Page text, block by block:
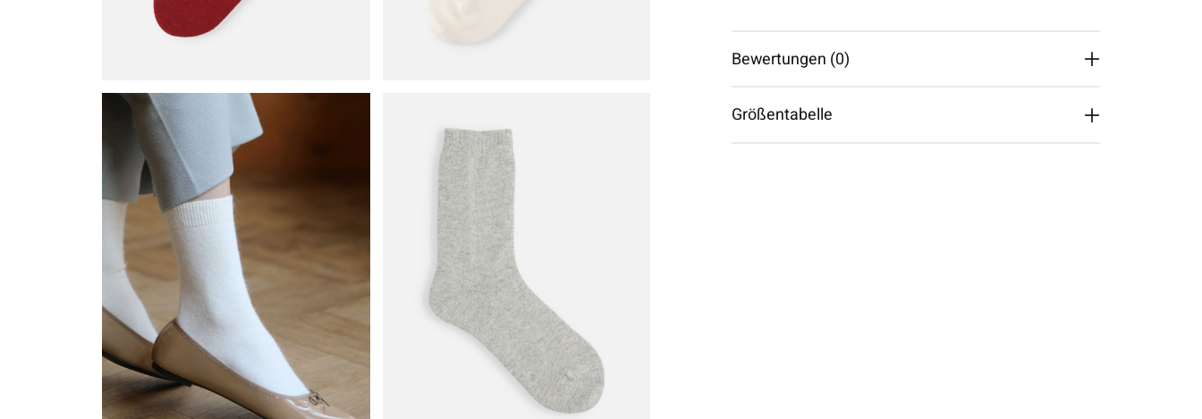
Bewertungen (0)
Größentabelle